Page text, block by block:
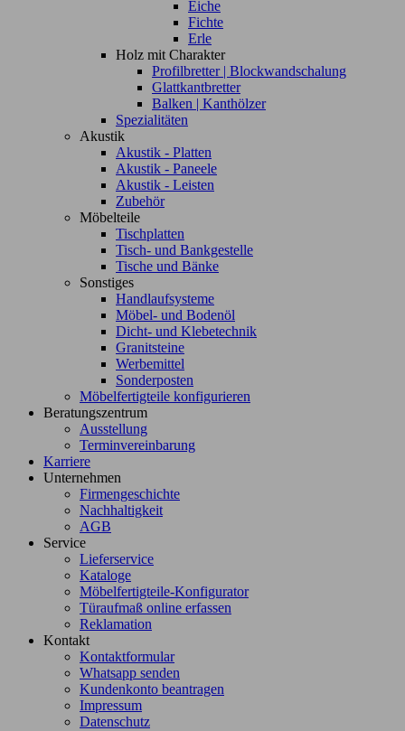
Eiche
Fichte
Erle
Holz mit Charakter
Profilbretter | Blockwandschalung
Glattkantbretter
Balken | Kanthölzer
Spezialitäten
Akustik
Akustik - Platten
Akustik - Paneele
Akustik - Leisten
Zubehör
Möbelteile
Tischplatten
Tisch- und Bankgestelle
Tische und Bänke
Sonstiges
Handlaufsysteme
Möbel- und Bodenöl
Dicht- und Klebetechnik
Granitsteine
Werbemittel
Sonderposten
Möbelfertigteile konfigurieren
Beratungszentrum
Ausstellung
Terminvereinbarung
Karriere
Unternehmen
Firmengeschichte
Nachhaltigkeit
AGB
Service
Lieferservice
Kataloge
Möbelfertigteile-Konfigurator
Türaufmaß online erfassen
Reklamation
Kontakt
Kontaktformular
Whatsapp senden
Kundenkonto beantragen
Impressum
Datenschutz